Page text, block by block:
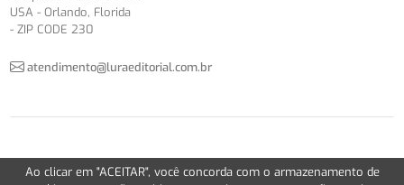
USA - Orlando, Florida
- ZIP CODE 230
atendimento@luraeditorial.com.br
© Copyright 2012-2026 -Política de Privacidade
Ao clicar em "ACEITAR", você concorda com o armazenamento de